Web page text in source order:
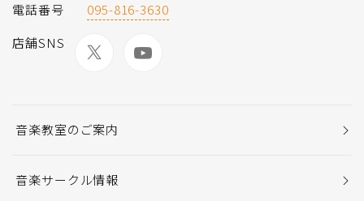
電話番号
095-816-3630
店舗SNS
音楽教室のご案内
音楽サークル情報